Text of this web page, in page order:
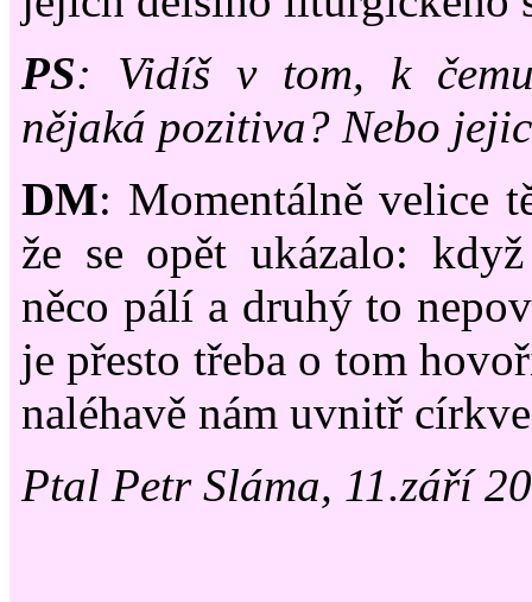
PS: Vidíš v tom, k
nějaká pozitiva? Nebo
DM: Momentálně velice
že se opět ukázalo:
něco pálí a druhý to
je přesto třeba o tom
naléhavě nám uvnitř
Ptal Petr Sláma, 11.září